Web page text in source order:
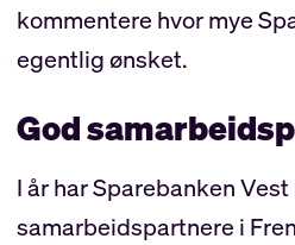
kommentere hvor mye
egentlig ønsket.
God
I år har Sparebanken
samarbeidspartnere i